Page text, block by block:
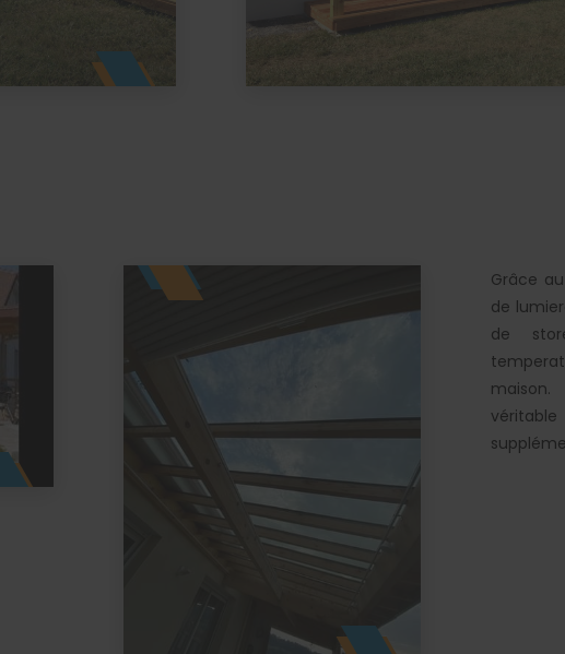
Grâce
de
de